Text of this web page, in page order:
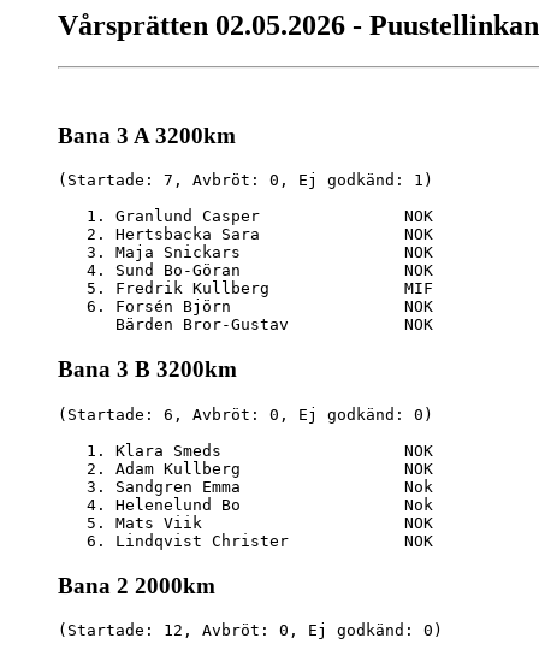
Vårsprätten 02.05.2026 -
Bana 3 A 3200km
(Startade: 7, Avbröt: 0, Ej godkänd: 1)
1. Granlund Casper               NOK
2. Hertsbacka Sara               NOK
3. Maja Snickars                 NOK
4. Sund Bo-Göran                 NOK
5. Fredrik Kullberg              MIF
6. Forsén Björn                  NOK
Bana 3 B 3200km
(Startade: 6, Avbröt: 0, Ej godkänd: 0)
1. Klara Smeds                   NOK
2. Adam Kullberg                 NOK
3. Sandgren Emma                 Nok
4. Helenelund Bo                 Nok
5. Mats Viik                     NOK
Bana 2 2000km
(Startade: 12, Avbröt: 0, Ej godkänd: 0)